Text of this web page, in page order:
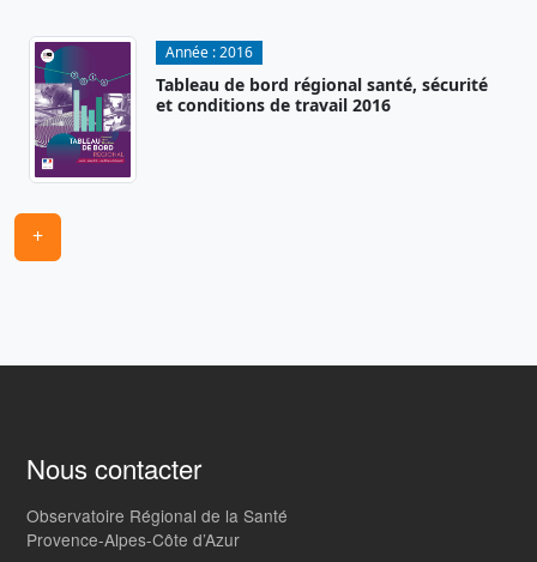
Année :2016
Tableau de bord régional santé, sécurité
et conditions de travail 2016
+
Nous contacter
Observatoire Régional de la Santé
Provence-Alpes-Côte d’Azur